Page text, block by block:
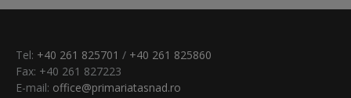
Tel: +40 261 825701 / +40 261 825860
Fax: +40 261 827223
E-mail: office@primariatasnad.ro